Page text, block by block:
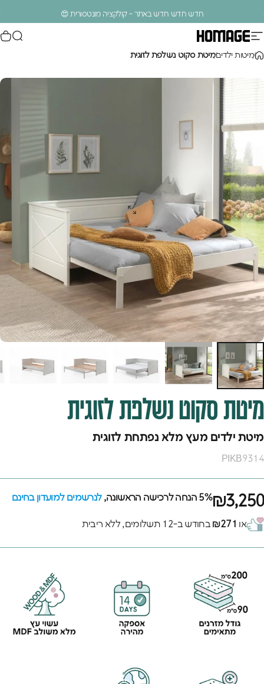
חדש חדש חדש באתר - קולקציה מונטסורית 😍
.
ניווט באתר
Homage Design
מיטות ילדיםמיטת סקוט נשלפת לזוגית
מיטתסקוטנשלפתלזוגית
מיטת ילדים מעץ מלא נפתחת לזוגית
PIKB9314
₪3,2505% הנחה לרכישה הראשונה, לנרשמים למועדון בחינם
או ₪271 בחודש ב-12 תשלומים, ללא ריבית